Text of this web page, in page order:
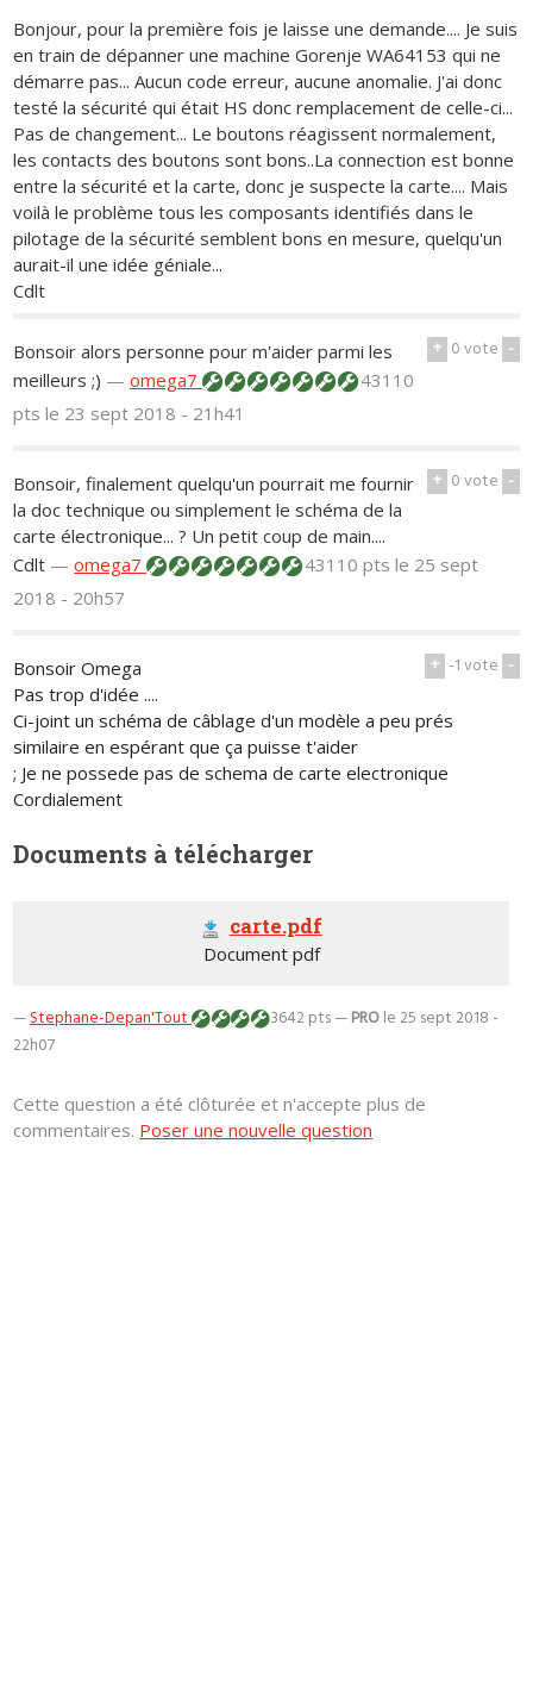
Bonjour, pour la première fois je laisse une demande.... Je suis
en train de dépanner une machine Gorenje WA64153 qui ne
démarre pas... Aucun code erreur, aucune anomalie. J'ai donc
testé la sécurité qui était HS donc remplacement de celle-ci...
Pas de changement... Le boutons réagissent normalement,
les contacts des boutons sont bons..La connection est bonne
entre la sécurité et la carte, donc je suspecte la carte.... Mais
voilà le problème tous les composants identifiés dans le
pilotage de la sécurité semblent bons en mesure, quelqu'un
aurait-il une idée géniale...
Cdlt
+ 0vote -
Bonsoir alors personne pour m'aider parmi les
meilleurs ;) —omega7
43110
ptsle 23 sept 2018 - 21h41
+ 0vote -
Bonsoir, finalement quelqu'un pourrait me fournir
la doc technique ou simplement le schéma de la
carte électronique... ? Un petit coup de main....
Cdlt —omega7 43110 ptsle 25 sept
2018 - 20h57
+ -1vote -
Bonsoir Omega
Pas trop d'idée ....
Ci-joint un schéma de câblage d'un modèle a peu prés
similaire en espérant que ça puisse t'aider
; Je ne possede pas de schema de carte electronique
Cordialement
Documents à télécharger
carte.pdf
Document pdf
—Stephane-Depan'Tout 3642 pts —PRO le 25 sept 2018 -
22h07
Cette question a été clôturée et n'accepte plus de
commentaires. Poser une nouvelle question